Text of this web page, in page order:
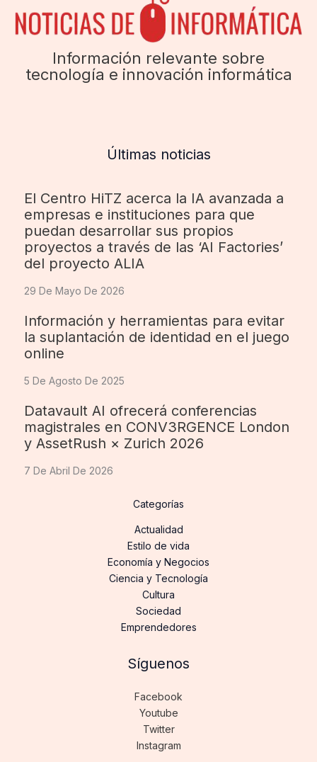
Información relevante sobre
tecnología e innovación informática
Últimas noticias
El Centro HiTZ acerca la IA avanzada a
empresas e instituciones para que
puedan desarrollar sus propios
proyectos a través de las ‘AI Factories’
del proyecto ALIA
29 De Mayo De 2026
Información y herramientas para evitar
la suplantación de identidad en el juego
online
5 De Agosto De 2025
Datavault AI ofrecerá conferencias
magistrales en CONV3RGENCE London
y AssetRush × Zurich 2026
7 De Abril De 2026
Categorías
Actualidad
Estilo de vida
Economía y Negocios
Ciencia y Tecnología
Cultura
Sociedad
Emprendedores
Síguenos
Facebook
Youtube
Twitter
Instagram